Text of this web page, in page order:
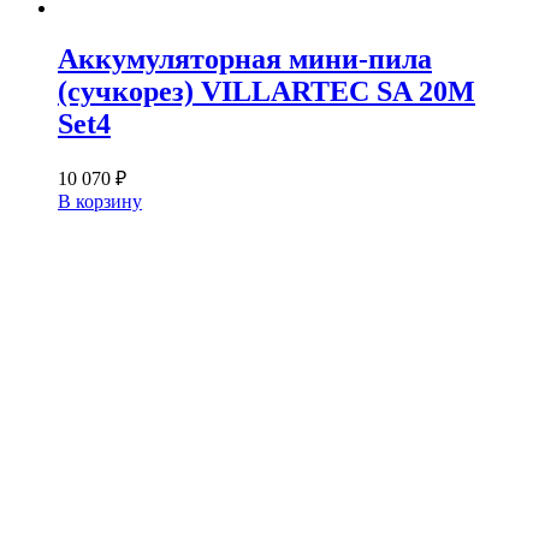
Аккумуляторная мини-пила
(сучкорез) VILLARTEC SA 20M
Set4
10 070 ₽
В корзину